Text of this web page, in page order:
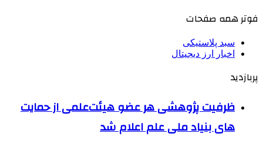
فوتر همه صفحات
سبد پلاستیکی
اخبار ارز دیجیتال
پربازدید
ظرفیت پژوهشی هر عضو هیئت‌علمی از حمایت
های بنیاد ملی علم اعلام شد